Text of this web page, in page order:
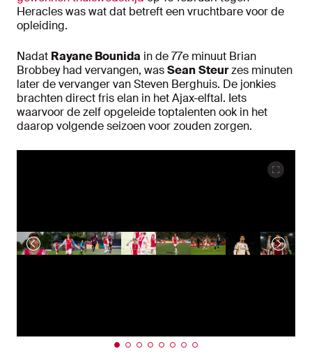
Heracles was wat dat betreft een vruchtbare voor de
opleiding.
Nadat Rayane Bounida in de 77e minuut Brian
Brobbey had vervangen, wasSeanSteurzes minuten
later de vervanger van Steven Berghuis. De jonkies
brachten direct fris elan in het Ajax-elftal. Iets
waarvoor de zelf opgeleide toptalenten ook in het
daarop volgende seizoen voor zouden zorgen.